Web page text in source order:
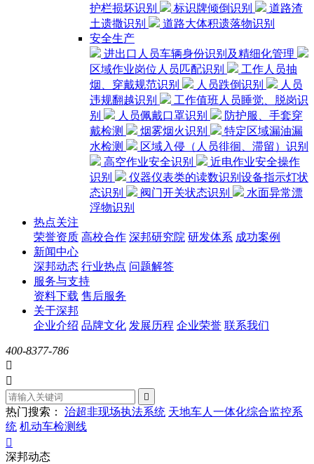
护栏损坏识别
标识牌倾倒识别
道路渣
土遗撒识别
道路大体积遗落物识别
安全生产
进出口人员车辆身份识别及精细化管理
区域作业岗位人员匹配识别
工作人员抽
烟、穿戴规范识别
人员跌倒识别
人员
违规翻越识别
工作值班人员睡觉、脱岗识
别
人员佩戴口罩识别
防护服、手套穿
戴检测
烟雾烟火识别
特定区域漏油漏
水检测
区域入侵（人员徘徊、滞留）识别
高空作业安全识别
近电作业安全操作
识别
仪器仪表类的读数识别设备指示灯状
态识别
阀门开关状态识别
水面异常漂
浮物识别
热点关注
荣誉资质 高校合作 深邦研究院 研发体系 成功案例
新闻中心
深邦动态 行业热点 问题解答
服务与支持
资料下载 售后服务
关于深邦
企业介绍 品牌文化 发展历程 企业荣誉 联系我们
400-8377-786



热门搜索： 治超非现场执法系统 天地车人一体化综合监控系
统 机动车检测线

深邦动态